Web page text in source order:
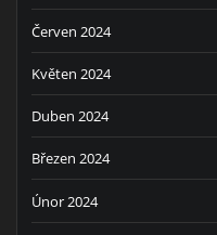
Červen 2024
Květen 2024
Duben 2024
Březen 2024
Únor 2024